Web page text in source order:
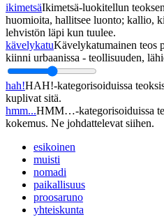
ikimetsäIkimetsä-luokitellun
huomioita, hallitsee luonto; kallio,
lehvistön läpi kun tuulee.
kävelykatuKävelykatumainen teos
kiinni urbaanissa - teollisuuden,
hah!HAH!-kategorisoiduissa
kuplivat sitä.
hmm...HMM…-kategorisoiduissa
kokemus. Ne johdattelevat siihen.
esikoinen
muisti
nomadi
paikallisuus
proosaruno
yhteiskunta